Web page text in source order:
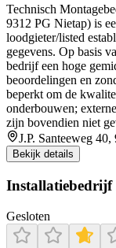
Technisch
9312 PG Nietap) is
loodgieter/listed
gegevens. Op basis
bedrijf een hoge
beoordelingen en
beperkt om de
onderbouwen;
zijn bovendien niet
J.P. Santeeweg
Bekijk details
Installatiebedrijf
Gesloten